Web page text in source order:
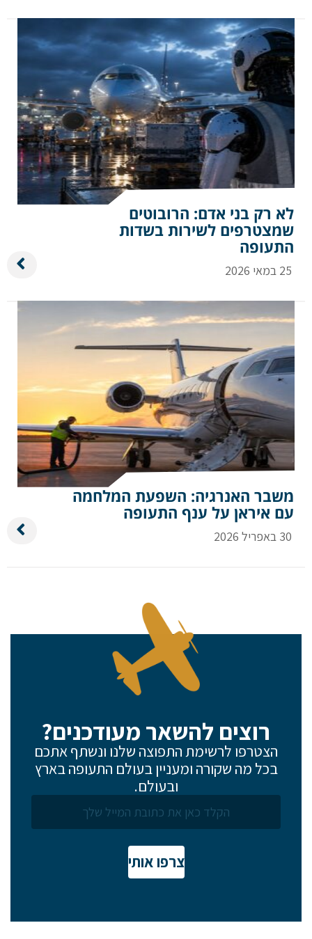
לא רק בני אדם: הרובוטים
שמצטרפים לשירות בשדות
התעופה
25 במאי 2026
משבר האנרגיה: השפעת המלחמה
עם איראן על ענף התעופה
30 באפריל 2026
רוצים להשאר מעודכנים?
הצטרפו לרשימת התפוצה שלנו ונשתף אתכם
בכל מה שקורה ומעניין בעולם התעופה בארץ
ובעולם.
צרפו אותי